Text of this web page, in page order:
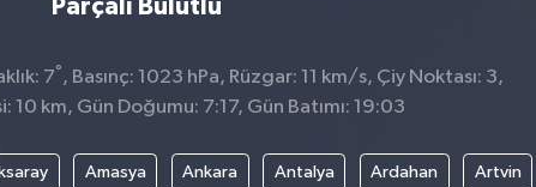
Parçalı Bulutlu
7° , Basınç: 1023 hPa, Rüzgar: 11 km/s, Çiy Noktası: 3,
10 km, Gün Doğumu: 7:17, Gün Batımı: 19:03
Amasya Ankara Antalya Ardahan Artvin